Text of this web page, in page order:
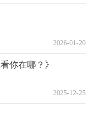
2026-01-20
你在哪？》
2025-12-25